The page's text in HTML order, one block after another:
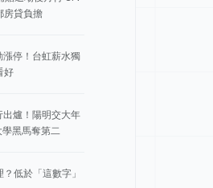
房貸負擔
停！台虹薪水獨
好
爐！陽明交大年
黑馬奪第二
低於「這數字」